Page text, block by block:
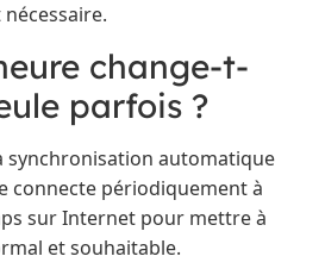
change-t-
parfois ?
synchronisation automatique
connecte périodiquement à
sur Internet pour mettre à
et souhaitable.